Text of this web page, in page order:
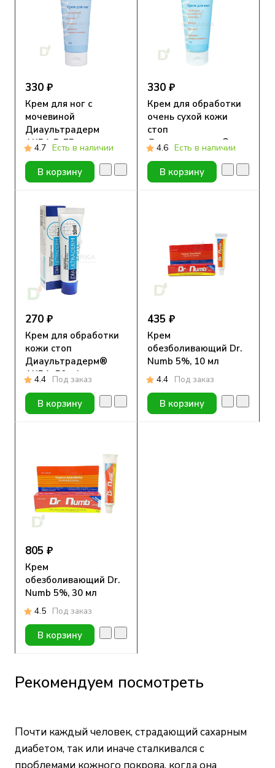
330 ₽
Крем для ног с
мочевиной
Диаультрадерм
АКВА 5, 75 мл.
4.7 Есть в наличии
В корзину
330 ₽
Крем для обработки
очень сухой кожи
стоп
Диаультрадерм®
АКВА 15, 75 ml
4.6 Есть в наличии
В корзину
270 ₽
Крем для обработки
кожи стоп
Диаультрадерм®
АКВА, 50 ml
4.4 Под заказ
В корзину
435 ₽
Крем
обезболивающий Dr.
Numb 5%, 10 мл
4.4 Под заказ
В корзину
805 ₽
Крем
обезболивающий Dr.
Numb 5%, 30 мл
4.5 Под заказ
В корзину
Рекомендуем посмотреть
Почти каждый человек, страдающий сахарным
диабетом, так или иначе сталкивался с